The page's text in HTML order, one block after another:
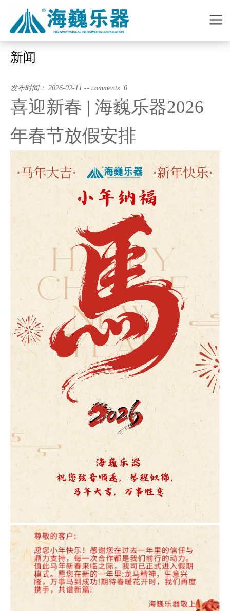
新闻
发布时间： 2026-02-11 -- comments 0
喜迎新春 | 海巍乐器2026
年春节放假安排